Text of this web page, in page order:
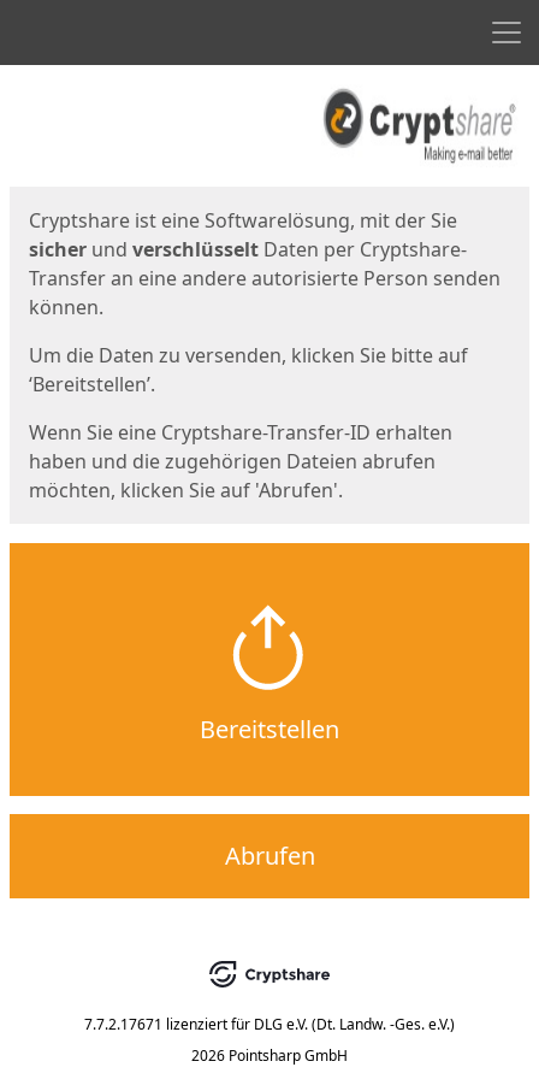
Cryptshare ist eine Softwarelösung, mit der Sie
sicher und verschlüsselt Daten per Cryptshare-
Transfer an eine andere autorisierte Person senden
können.
Um die Daten zu versenden, klicken Sie bitte auf
‘Bereitstellen’.
Wenn Sie eine Cryptshare-Transfer-ID erhalten
haben und die zugehörigen Dateien abrufen
möchten, klicken Sie auf 'Abrufen'.
Bereitstellen
Abrufen
7.7.2.17671 lizenziert für DLG e.V. (Dt. Landw. -Ges. e.V.)
2026 Pointsharp GmbH